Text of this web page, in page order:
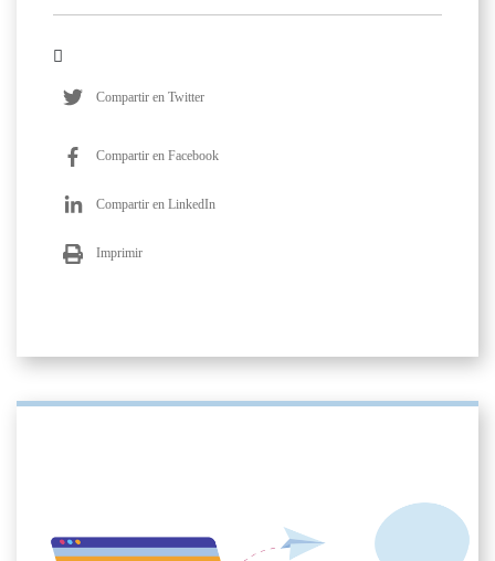
Compartir en Twitter
Compartir en Facebook
Compartir en LinkedIn
Imprimir